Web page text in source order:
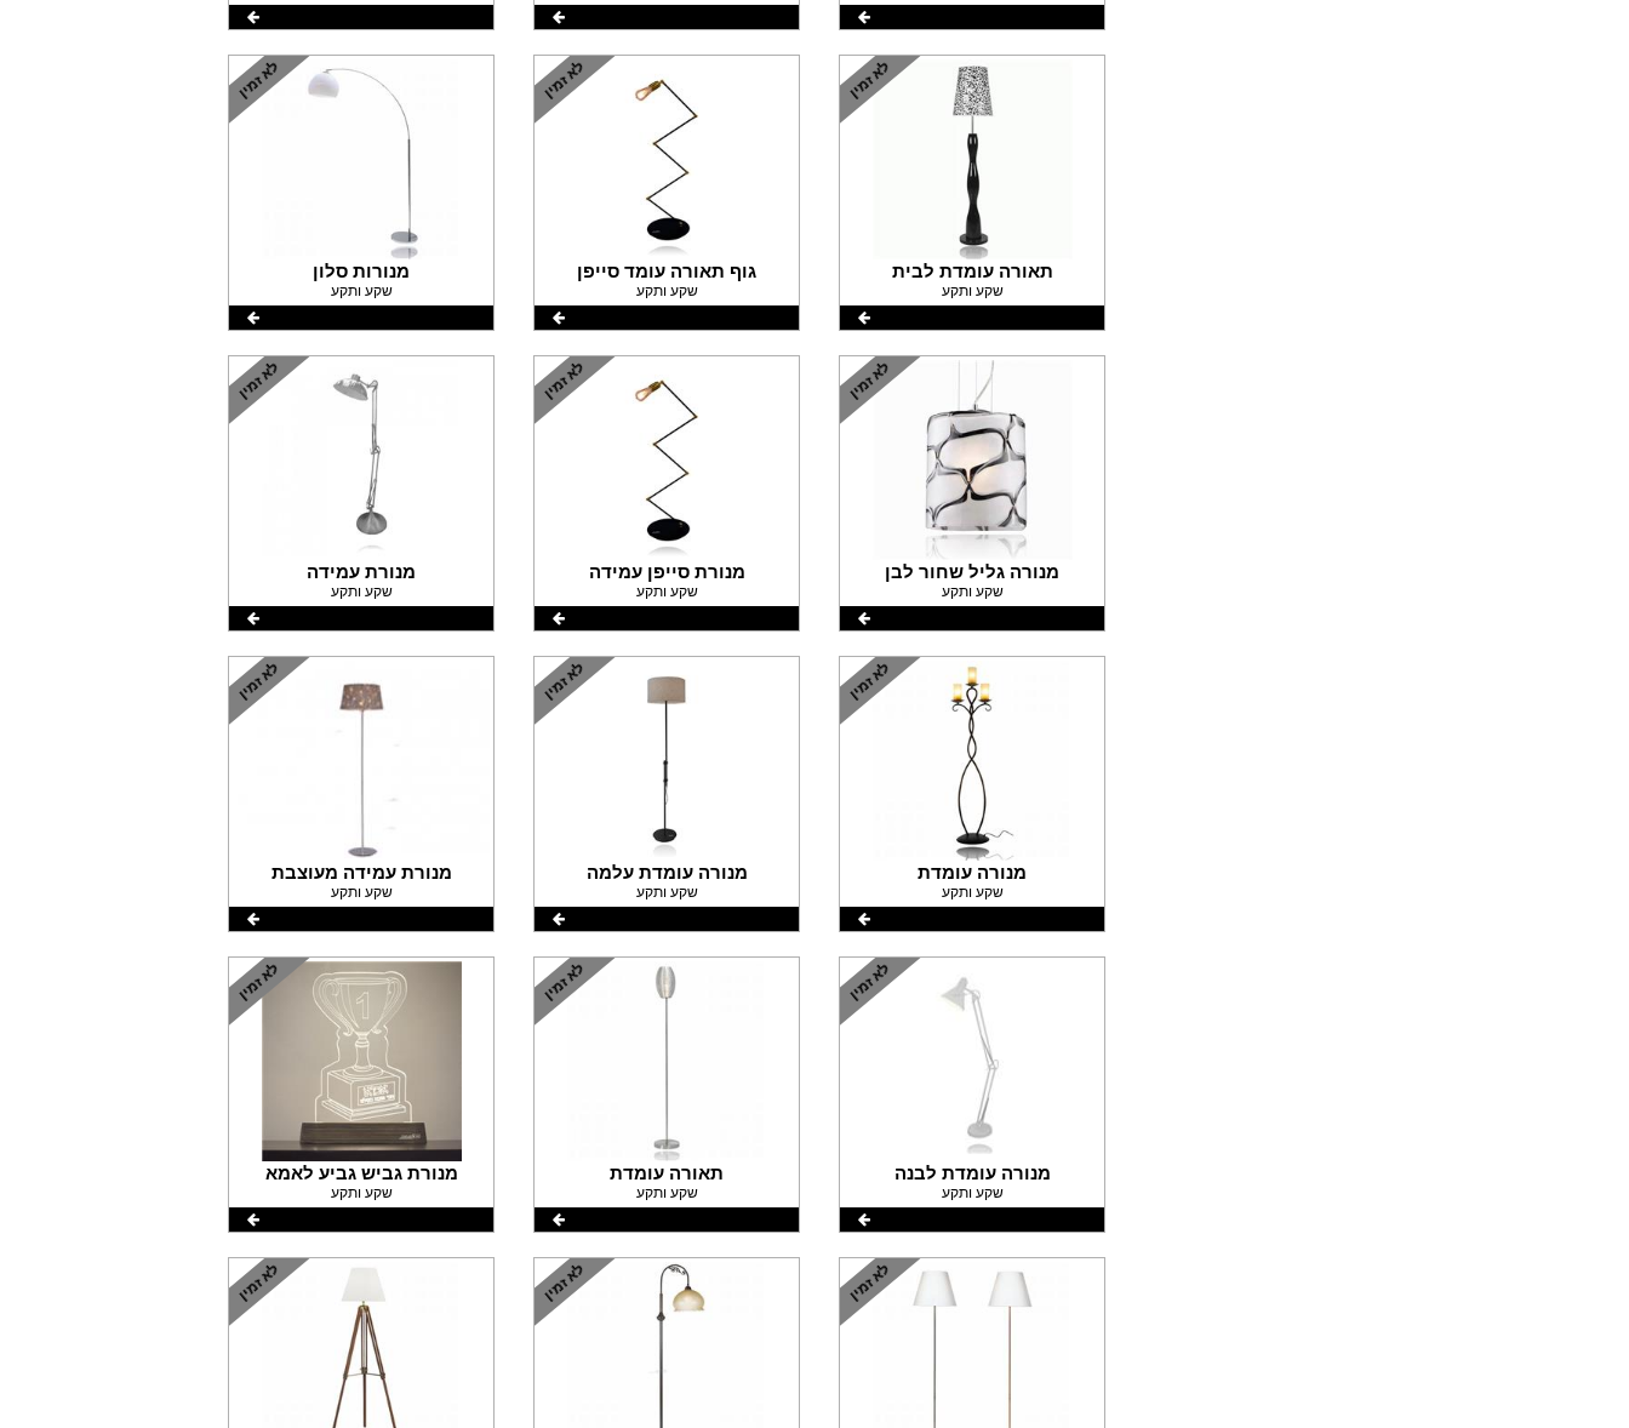
תאורה עומדת לבית
שקע ותקע
מנורה גליל שחור לבן
שקע ותקע
מנורה עומדת
שקע ותקע
מנורה עומדת לבנה
שקע ותקע
גוף תאורה עומד סייפן
שקע ותקע
מנורת סייפן עמידה
שקע ותקע
מנורה עומדת עלמה
שקע ותקע
תאורה עומדת
שקע ותקע
מנורות סלון
שקע ותקע
מנורת עמידה
שקע ותקע
מנורת עמידה מעוצבת
שקע ותקע
מנורת גביש גביע לאמא
שקע ותקע